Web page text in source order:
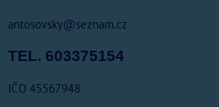
antosovsky@seznam.cz
TEL. 603375154
IČO 45567948